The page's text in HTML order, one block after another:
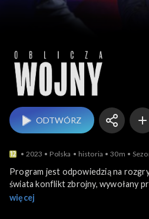
ODTWÓRZ
2023 Polska historia 30m
Program jest odpowiedzią na
świata konflikt zbrojny, wywołany
Poprzez nowoczesną formę i za
więcej